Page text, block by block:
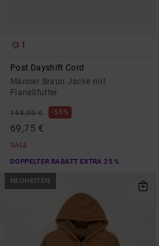
1
Post Dayshift Cord
Männer Braun Jacke mit
Flanellfutter
155,00 € 55%
69,75 €
SALE
DOPPELTER RABATT EXTRA 25 %
NEUHEITEN